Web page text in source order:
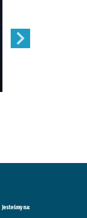
Jesteśmy na: